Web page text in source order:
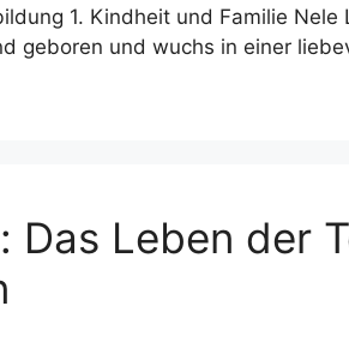
1. Kindheit und Familie Nele
geboren und wuchs in einer
Das Leben der